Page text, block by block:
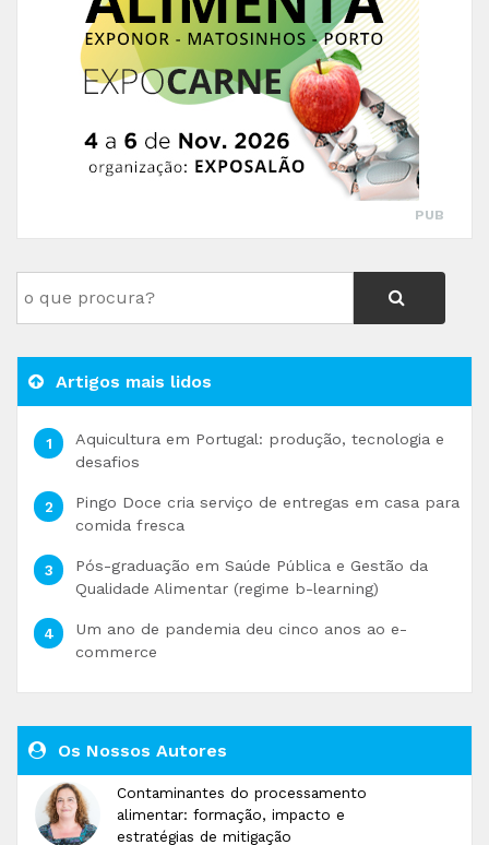
PUB
Artigos mais lidos
Aquicultura em Portugal: produção, tecnologia e
desafios
Pingo Doce cria serviço de entregas em casa para
comida fresca
Pós-graduação em Saúde Pública e Gestão da
Qualidade Alimentar (regime b-learning)
Um ano de pandemia deu cinco anos ao e-
commerce
Os Nossos Autores
Contaminantes do processamento
alimentar: formação, impacto e
estratégias de mitigação